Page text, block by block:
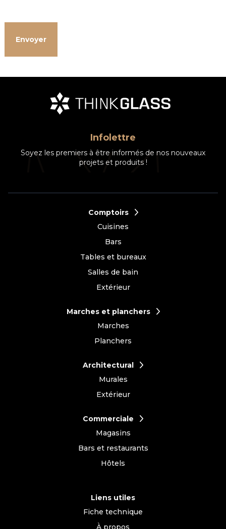
Infolettre
Soyez les premiers à être informés de nos nouveaux
projets et produits !
Comptoirs
Cuisines
Bars
Tables et bureaux
Salles de bain
Extérieur
Marches et planchers
Marches
Planchers
Architectural
Murales
Extérieur
Commerciale
Magasins
Bars et restaurants
Hôtels
Liens utiles
Fiche technique
À propos